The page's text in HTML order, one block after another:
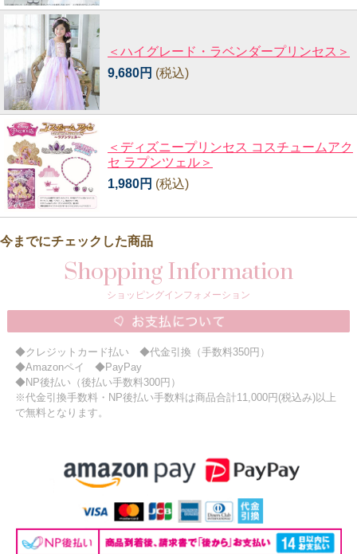
＜ハイグレード・ラベンダープリンセス＞
9,680円 (税込)
＜ディズニープリンセス コスチュームアク
セ ラプンツェル＞
1,980円 (税込)
今までにチェックした商品
Shopping Information
ショッピングインフォメーション
◆クレジットカード払い ◆代金引換（手数料350円）
◆Amazonペイ ◆PayPay
◆NP後払い（後払い手数料300円）
※代金引換手数料・NP後払い手数料は商品合計11,000円(税込み)以上
で無料となります。